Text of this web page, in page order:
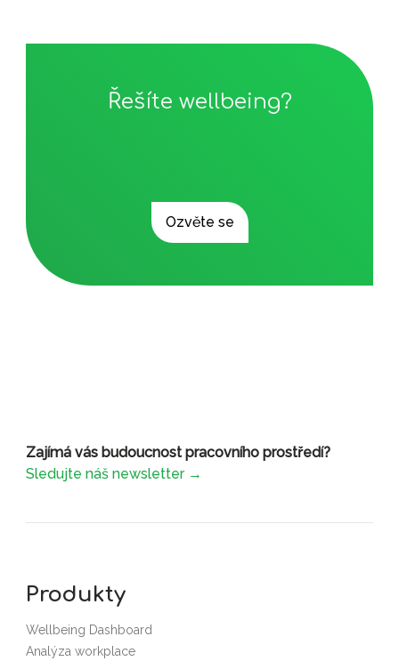
Řešíte wellbeing?
Ozvěte se
Zajímá vás budoucnost pracovního prostředí?
Sledujte náš newsletter →
Produkty
Wellbeing Dashboard
Analýza workplace